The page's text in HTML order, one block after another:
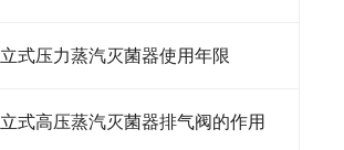
立式压力蒸汽灭菌器使用年限
​立式高压蒸汽灭菌器排气阀的作用